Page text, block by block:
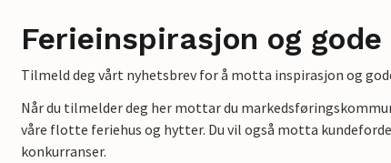
Ferieinspirasjon og
Tilmeld deg vårt nyhetsbrev for å motta inspirasjon og
Når du tilmelder deg her mottar du
våre flotte feriehus og hytter. Du vil også motta
konkurranser.